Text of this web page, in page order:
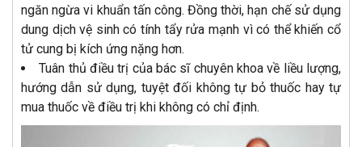
ngăn ngừa vi khuẩn tấn công. Đồng thời, hạn chế sử dụng
dung dịch vệ sinh có tính tẩy rửa mạnh vì có thể khiến cổ
tử cung bị kích ứng nặng hơn.
Tuân thủ điều trị của bác sĩ chuyên khoa về liều lượng,
hướng dẫn sử dụng, tuyệt đối không tự bỏ thuốc hay tự
mua thuốc về điều trị khi không có chỉ định.